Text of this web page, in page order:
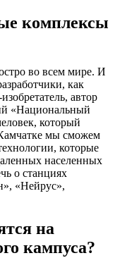
комплексы
во всем мире. И
как
автор
«Национальный
который
мы сможем
которые
населенных
о станциях
«Нейрус»,
на
кампуса?